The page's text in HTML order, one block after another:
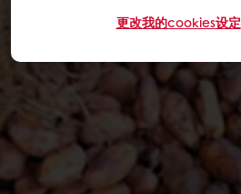
更改我的cookies设定